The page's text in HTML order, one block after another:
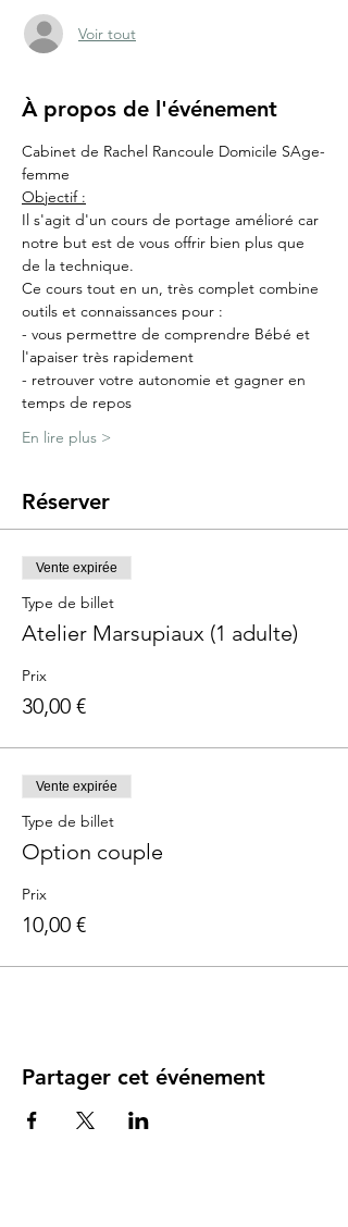
Voir tout
À propos de l'événement
Cabinet de Rachel Rancoule Domicile SAge-
femme
Objectif :
Il s'agit d'un cours de portage amélioré car
notre but est de vous offrir bien plus que
de la technique.
Ce cours tout en un, très complet combine
outils et connaissances pour :
- vous permettre de comprendre Bébé et
l'apaiser très rapidement
- retrouver votre autonomie et gagner en
temps de repos
En lire plus >
Réserver
Vente expirée
Type de billet
Atelier Marsupiaux (1 adulte)
Prix
30,00 €
Vente expirée
Type de billet
Option couple
Prix
10,00 €
Partager cet événement